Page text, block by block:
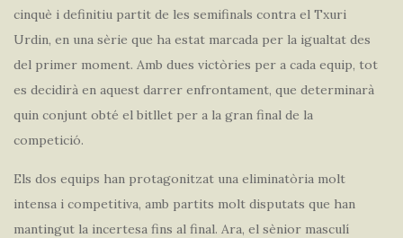
cinquè i definitiu partit de les semifinals contra el Txuri
Urdin, en una sèrie que ha estat marcada per la igualtat des
del primer moment. Amb dues victòries per a cada equip, tot
es decidirà en aquest darrer enfrontament, que determinarà
quin conjunt obté el bitllet per a la gran final de la
competició.
Els dos equips han protagonitzat una eliminatòria molt
intensa i competitiva, amb partits molt disputats que han
mantingut la incertesa fins al final. Ara, el sènior masculí